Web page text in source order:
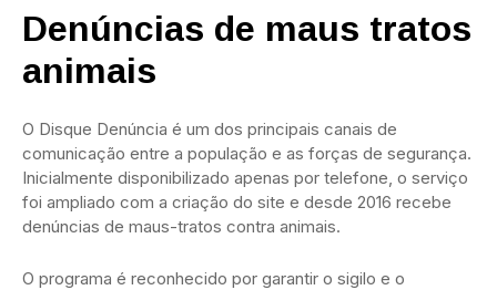
Denúncias de maus tratos
animais
O Disque Denúncia é um dos principais canais de
comunicação entre a população e as forças de segurança.
Inicialmente disponibilizado apenas por telefone, o serviço
foi ampliado com a criação do site e desde 2016 recebe
denúncias de maus-tratos contra animais.
O programa é reconhecido por garantir o sigilo e o